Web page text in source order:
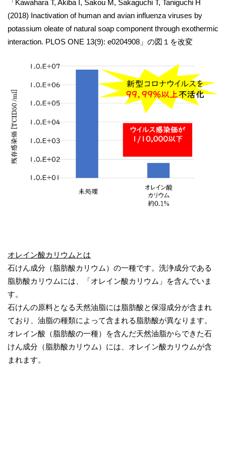
「Kawahara T, Akiba I, Sakou M, Sakaguchi T, Taniguchi H
(2018) Inactivation of human and avian influenza viruses by
potassium oleate of natural soap component through exothermic
interaction. PLOS ONE 13(9): e0204908」の図１を改変
オレイン酸カリウムとは
石けん成分（脂肪酸カリウム）の一種です。洗浄成分である
脂肪酸カリウムには、「オレイン酸カリウム」を含んでいま
す。
石けんの原料となる天然油脂には脂肪酸と保湿成分が含まれ
ており、油脂の種類によって含まれる脂肪酸が異なります。
オレイン酸（脂肪酸の一種）を含んだ天然油脂からできた石
けん成分（脂肪酸カリウム）には、オレイン酸カリウムが含
まれます。